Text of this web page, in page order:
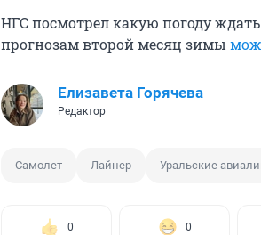
НГС посмотрел какую погоду
прогнозам второй месяц зимы
Елизавета Горячева
Редактор
Самолет Лайнер Уральские
0 0